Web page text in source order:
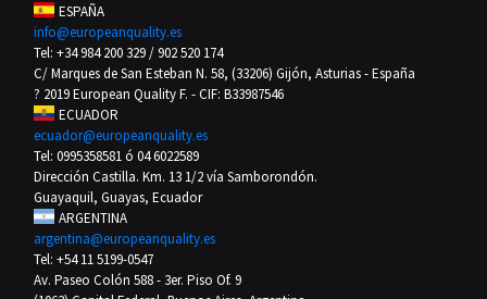
MÓDULO 27: Desconexión digital en el trabajo
Actividades y evaluación
EXAMEN FINAL
ESPAÑA
info@europeanquality.es
Tel: +34 984 200 329 / 902 520 174
C/ Marques de San Esteban N. 58, (33206) Gijón, Asturias - España
? 2019 European Quality F. - CIF: B33987546
ECUADOR
ecuador@europeanquality.es
Tel: 0995358581 ó 04 6022589
Dirección Castilla. Km. 13 1/2 vía Samborondón.
Guayaquil, Guayas, Ecuador
ARGENTINA
argentina@europeanquality.es
Tel: +54 11 5199-0547
Av. Paseo Colón 588 - 3er. Piso Of. 9